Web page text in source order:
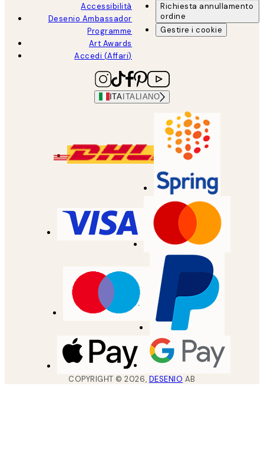
Accessibilità
Desenio Ambassador
Programme
Art Awards
Accedi (Affari)
Richiesta annullamento
ordine
Gestire i cookie
ITA ITALIANO
COPYRIGHT ©2026, DESENIO AB